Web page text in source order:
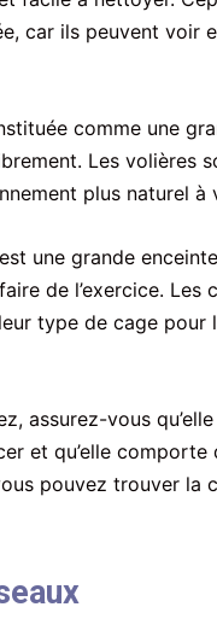
car ils peuvent voir
comme une
Les volières
plus naturel à
une grande
de l’exercice. Les
type de cage pour
assurez-vous
et qu’elle comporte
pouvez trouver la